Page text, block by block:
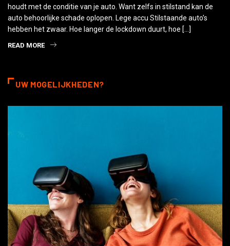
houdt met de conditie van je auto. Want zelfs in stilstand kan de
auto behoorlijke schade oplopen. Lege accu Stilstaande auto’s
hebben het zwaar. Hoe langer de lockdown duurt, hoe […]
READ MORE
UW MOGELIJKHEDEN?